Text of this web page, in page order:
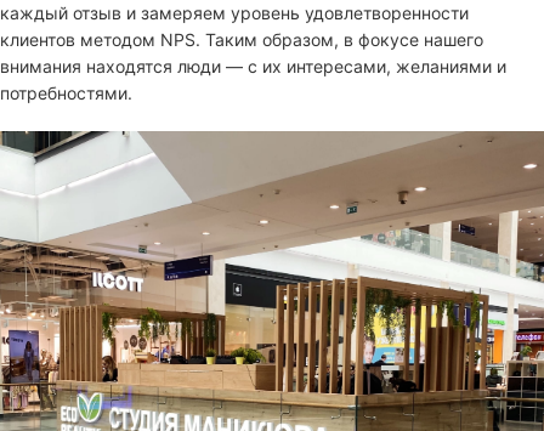
каждый отзыв и замеряем уровень удовлетворенности
клиентов методом NPS. Таким образом, в фокусе нашего
внимания находятся люди — с их интересами, желаниями и
потребностями.